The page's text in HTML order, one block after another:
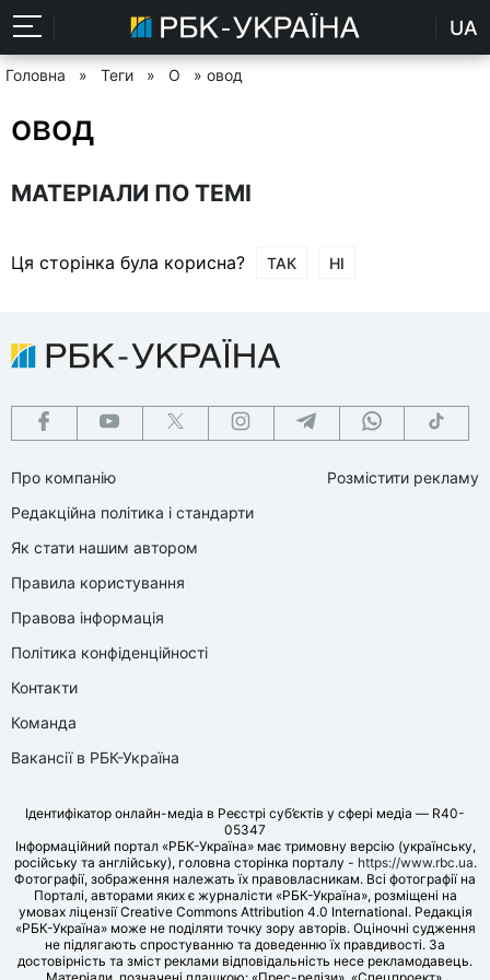
UA
Головна » Теги » О » овод
овод
МАТЕРІАЛИ ПО ТЕМІ
Ця сторінка була корисна? ТАК НІ
Про компанію
Редакційна політика і стандарти
Як стати нашим автором
Правила користування
Правова інформація
Політика конфіденційності
Контакти
Команда
Вакансії в РБК-Україна
Розмістити рекламу
Ідентифікатор онлайн-медіа в Реєстрі суб’єктів у сфері медіа — R40-
05347
Інформаційний портал «РБК-Україна» має тримовну версію (українську,
російську та англійську), головна сторінка порталу - https://www.rbc.ua.
Фотографії, зображення належать їх правовласникам. Всі фотографії на
Порталі, авторами яких є журналісти «РБК-Україна», розміщені на
умовах ліцензії Creative Commons Attribution 4.0 International. Редакція
«РБК-Україна» може не поділяти точку зору авторів. Оціночні судження
не підлягають спростуванню та доведенню їх правдивості. За
достовірність та зміст реклами відповідальність несе рекламодавець.